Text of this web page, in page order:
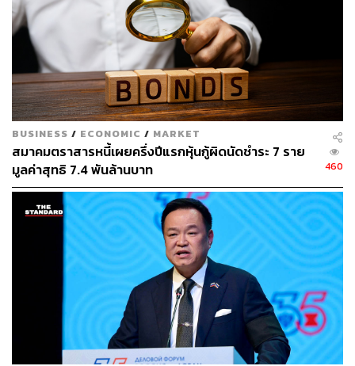
ในบริบทนี้ หุ้นกู้ของบริษัทที่มีพื้นฐานแข็งแกร่งอย่าง BGRIM
จึงถือเป็นทางเลือกที่น่าสนใจสำหรับผู้ที่มองหา ‘ความมั่นคง
พร้อมศักยภาพการเติบโต’ โดยเฉพาะผู้ที่ต้องการลงทุนใน
บริษัทพลังงานสะอาดซึ่งมีโอกาสเติบโตต่อเนื่องในระยะยาว
หุ้นกู้ BGRIM ตัวแทนของความมั่นคง และความยั่งยืน
จากผู้ผลิตพลังงานที่เริ่มต้นในประเทศไทย สู่การขยายธุรกิจ
ในกว่า 15 ประเทศทั่วโลก BGRIM ไม่เพียงสร้างพลังงานเพื่อ
ขับเคลื่อนเศรษฐกิจ แต่ยังสร้าง ‘พลังแห่งความยั่งยืน’ ให้กับ
สังคม ผ่านการลงทุนในเทคโนโลยีสะอาด การบริหารจัดการ
ที่โปร่งใส และการเติบโตอย่างมีความรับผิดชอบ
หุ้นกู้ครั้งนี้จึงไม่ใช่เพียงเครื่องมือทางการเงิน หากแต่เป็น
โอกาสร่วมเดินทางกับองค์กรที่สร้างสมดุลระหว่าง ‘ผล
ตอบแทนทางเศรษฐกิจ’ และ ‘ผลลัพธ์ทางสังคมและสิ่ง
แวดล้อม’
BUSINESS / ECONOMIC / MARKET
สมาคมตราสารหนี้เผยครึ่งปีแรกหุ้นกู้ผิดนัดชำระ 7 ราย
มูลค่าสุทธิ 7.4 พันล้านบาท
460